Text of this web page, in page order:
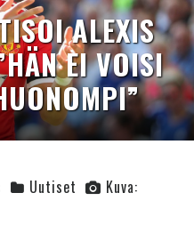
ALEXIS
EI VOISI
Uutiset
Kuva: